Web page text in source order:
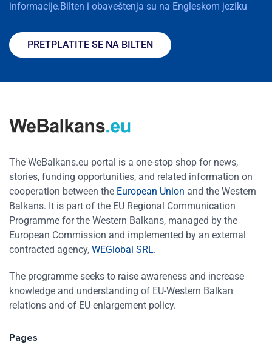
informacije.Bilten i obaveštenja su na Engleskom jeziku
PRETPLATITE SE NA BILTEN
The WeBalkans.eu portal is a one-stop shop for news,
stories, funding opportunities, and related information on
cooperation between the European Union and the Western
Balkans. It is part of the EU Regional Communication
Programme for the Western Balkans, managed by the
European Commission and implemented by an external
contracted agency, WEGlobal SRL.
The programme seeks to raise awareness and increase
knowledge and understanding of EU-Western Balkan
relations and of EU enlargement policy.
Pages